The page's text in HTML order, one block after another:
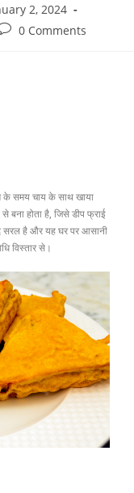
2, 2024
0 Comments
के समय चाय के साथ खाया
होता है, जिसे डीप फ्राई
सरल है और यह घर पर आसानी
विस्तार से।